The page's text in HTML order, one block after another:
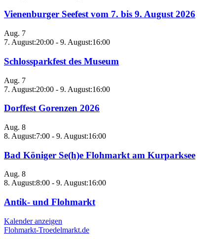
Vienenburger Seefest vom 7. bis 9. August 2026
Aug. 7
7. August:20:00 - 9. August:16:00
Schlossparkfest des Museum
Aug. 7
7. August:20:00 - 9. August:16:00
Dorffest Gorenzen 2026
Aug. 8
8. August:7:00 - 9. August:16:00
Bad Königer Se(h)e Flohmarkt am Kurparksee
Aug. 8
8. August:8:00 - 9. August:16:00
Antik- und Flohmarkt
Kalender anzeigen
Flohmarkt-Troedelmarkt.de